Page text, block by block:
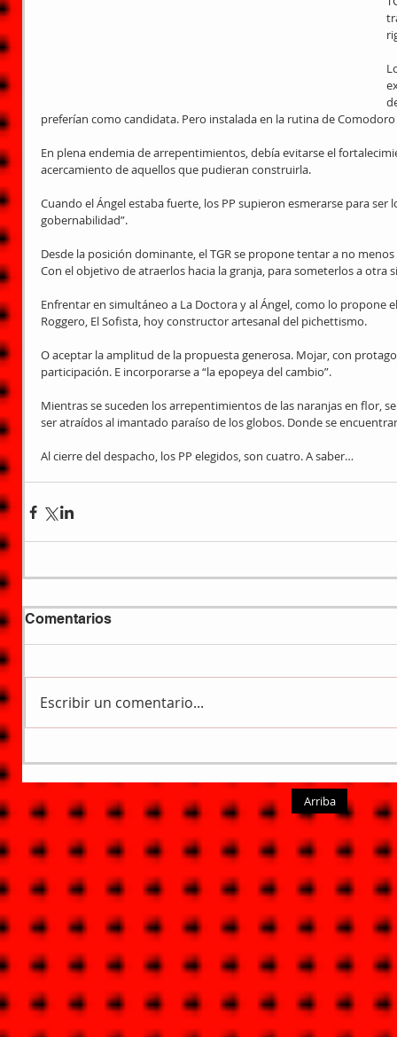
preferían como candidata. Pero instalada en la rutina de Comodoro
En plena endemia de arrepentimientos, debía evitarse el
acercamiento de aquellos que pudieran construirla.
Cuando el Ángel estaba fuerte, los PP supieron esmerarse para
gobernabilidad”.
Desde la posición dominante, el TGR se propone tentar a no
Con el objetivo de atraerlos hacia la granja, para someterlos a otra
Enfrentar en simultáneo a La Doctora y al Ángel, como lo
Roggero, El Sofista, hoy constructor artesanal del pichettismo.
O aceptar la amplitud de la propuesta generosa. Mojar, con
participación. E incorporarse a “la epopeya del cambio”.
Mientras se suceden los arrepentimientos de las naranjas en flor,
ser atraídos al imantado paraíso de los globos. Donde se
Al cierre del despacho, los PP elegidos, son cuatro. A saber…
Comentarios
Escribir un comentario...
Arriba